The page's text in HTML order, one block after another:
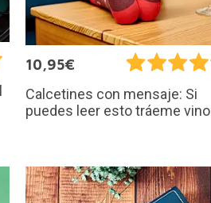
10,95€
Calcetines con mensaje: Si
puedes leer esto tráeme vino